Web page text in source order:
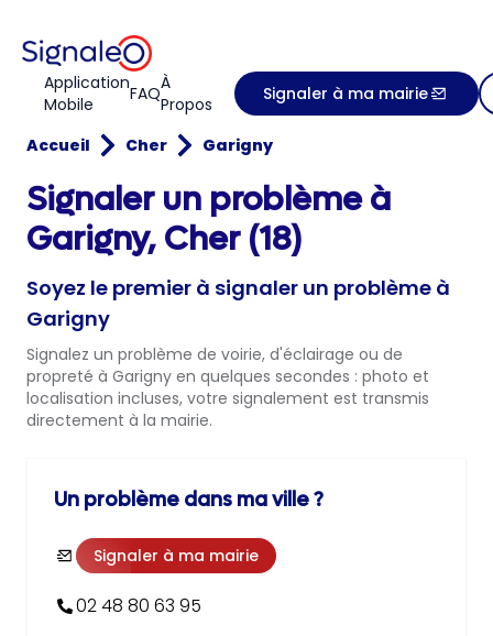
Application
Mobile
FAQÀ
Propos
Signaler à ma mairie
Accueil Cher Garigny
Signaler un problème à
Garigny, Cher (18)
Soyez le premier à signaler un problème à
Garigny
Signalez un problème de voirie, d'éclairage ou de
propreté à Garigny en quelques secondes : photo et
localisation incluses, votre signalement est transmis
directement à la mairie.
Un problème dans ma ville ?
Signaler à ma mairie
02 48 80 63 95